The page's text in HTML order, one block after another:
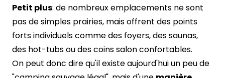
Petit plus: de nombreux emplacements ne sont
pas de simples prairies, mais offrent des points
forts individuels comme des foyers, des saunas,
des hot-tubs ou des coins salon confortables.
On peut donc dire qu'il existe aujourd'hui un peu de